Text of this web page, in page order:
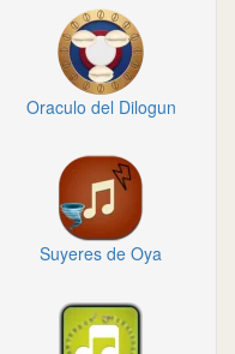
Oraculo del Dilogun
Suyeres de Oya